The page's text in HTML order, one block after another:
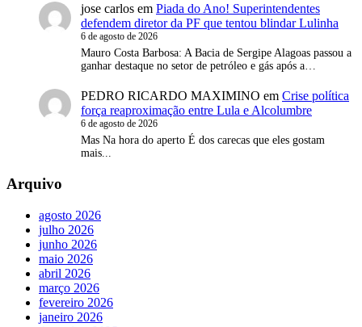
jose carlos em Piada do Ano! Superintendentes
defendem diretor da PF que tentou blindar Lulinha
6 de agosto de 2026
Mauro Costa Barbosa : A Bacia de Sergipe Alagoas passou a
ganhar destaque no setor de petróleo e gás após a…
PEDRO RICARDO MAXIMINO em Crise política
força reaproximação entre Lula e Alcolumbre
6 de agosto de 2026
Mas Na hora do aperto É dos carecas que eles gostam
mais...
Arquivo
agosto 2026
julho 2026
junho 2026
maio 2026
abril 2026
março 2026
fevereiro 2026
janeiro 2026